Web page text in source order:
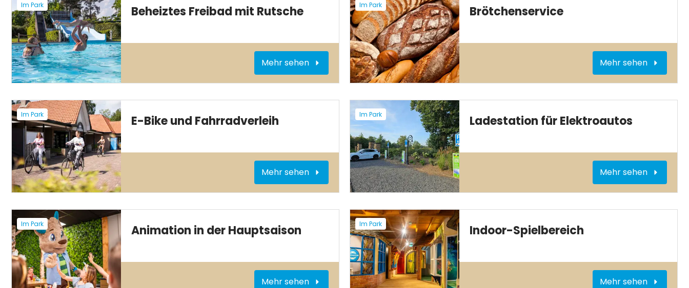
Im Park Beheiztes Freibad mit Rutsche
Mehr sehen
Im Park Brötchenservice
Mehr sehen
Im Park E-Bike und Fahrradverleih
Mehr sehen
Im Park Ladestation für Elektroautos
Mehr sehen
Im Park Animation in der Hauptsaison
Mehr sehen
Im Park Indoor-Spielbereich
Mehr sehen